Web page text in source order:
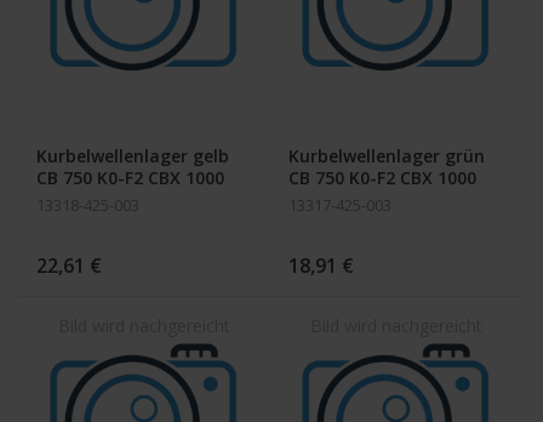
Kurbelwellenlager gelb
CB 750 K0-F2 CBX 1000
13318-425-003
22,61 €
Kurbelwellenlager grün
CB 750 K0-F2 CBX 1000
13317-425-003
18,91 €